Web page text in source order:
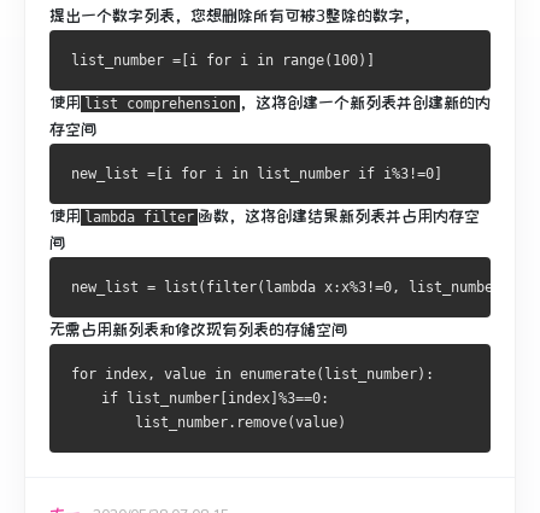
提出一个数字列表，您想删除所有可被3整除的数字，
list_number =[ i for i in range( 100)]
使用 list comprehension ，这将创建一个新列表并创建新的内
存空间
new_list =[ i for i in list_number if i%3 !=0
使用 lambda filter 函数，这将创建结果新列表并占用内存空
间
new_list = list ( filter( lambda x:x%3 !=0, list_number
无需占用新列表和修改现有列表的存储空间
for index, value in enumerate( list_number):
if list_number index ]%3==0:
        list_number
. remove(value)